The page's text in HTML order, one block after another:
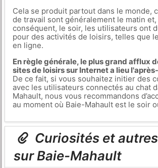
Cela se produit partout dans le monde,
de travail sont généralement le matin et,
conséquent, le soir, les utilisateurs ont
pour des activités de loisirs, telles que
en ligne.
En règle générale, le plus grand afflux
sites de loisirs sur Internet a lieu
De ce fait, si vous souhaitez initier des
avec les utilisateurs connectés au chat
Mahault, nous vous recommandons
au moment où Baie-Mahault est le soir
Curiosités et
sur Baie-Mahault